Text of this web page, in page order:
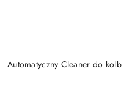
Automatyczny Cleaner do kolb